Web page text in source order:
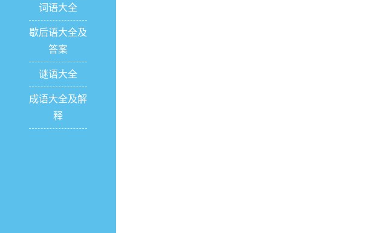
词语大全
歇后语大全及
答案
谜语大全
成语大全及解
释